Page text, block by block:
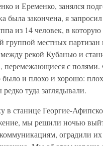
и Еременко, занялся
была закончена, я
из 14 человек, в
группой местных
рекой Кубанью и
перемежающиеся с
и плохо и хорошо:
туда заглядывали.
в станице Георгие-
мы решили ночью
оградили